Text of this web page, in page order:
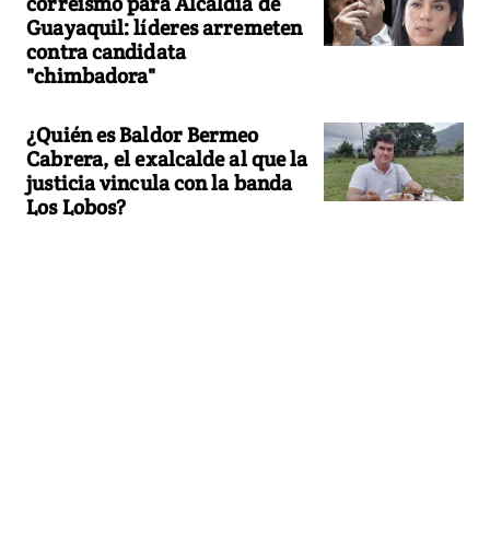
Guayaquil: líderes arremeten
contra candidata
"chimbadora"
¿Quién es Baldor Bermeo
Cabrera, el exalcalde al que la
justicia vincula con la banda
Los Lobos?